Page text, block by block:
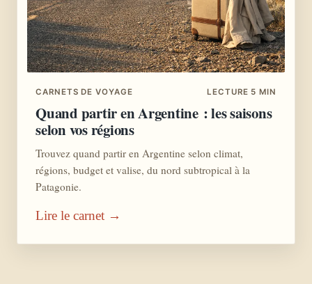
CARNETS DE VOYAGE LECTURE 5 MIN
Quand partir en Argentine : les saisons
selon vos régions
Trouvez quand partir en Argentine selon climat,
régions, budget et valise, du nord subtropical à la
Patagonie.
Lire le carnet →